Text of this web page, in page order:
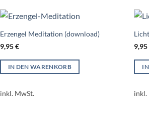
Erzengel Meditation (download)
9,95€
IN DEN WARENKORB
inkl. MwSt.
9,95
inkl.